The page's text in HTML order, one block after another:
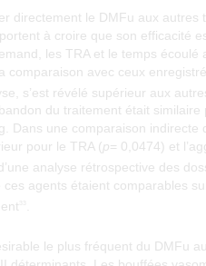
directement le DMFu aux autres
à croire que son efficacité
les TRA et le temps écoulé
avec ceux
s’est révélé supérieur aux
du traitement était similaire
Dans une comparaison indirecte
pour le TRA (p= 0,0474) et
analyse rétrospective des
agents étaient comparables
le plus fréquent du DMFu